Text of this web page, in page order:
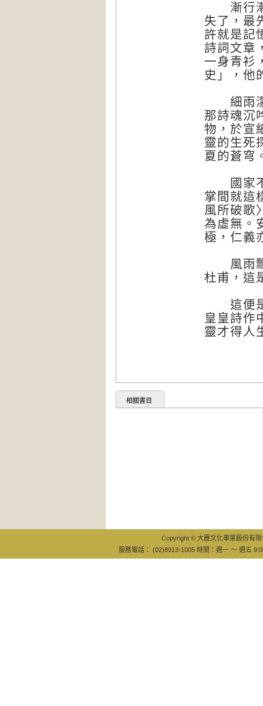
漸行漸
失了，最
許就是記
詩詞文章
一身青衫
史」，他
細雨濛
那詩魂沉
物，於宣
靈的生死
夏的蒼穹
國家不
掌間就這
風所破歌
為虛無。
極，仁義
風雨飄
杜甫，這
這便是
皇皇詩作
靈才得人
相關書目
Copyright © 大雁文化事業股份有
服務電話： (02)8913-1005 時間：週一 ～ 週五